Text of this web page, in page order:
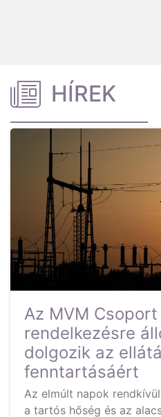
HÍREK
Az MVM
rendelkezésre
dolgozik az
fenntartásáért
Az elmúlt napok
a tartós hőség és az